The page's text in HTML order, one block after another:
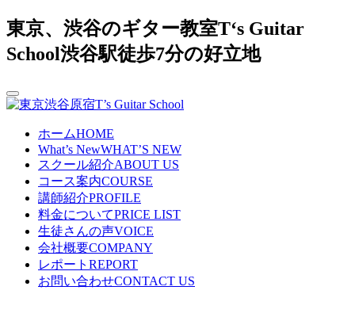
東京、渋谷のギター教室T‘s Guitar
School渋谷駅徒歩7分の好立地
ホームHOME
What’s NewWHAT’S NEW
スクール紹介ABOUT US
コース案内COURSE
講師紹介PROFILE
料金についてPRICE LIST
生徒さんの声VOICE
会社概要COMPANY
レポート REPORT
お問い合わせCONTACT US